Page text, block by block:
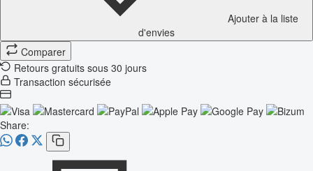
Ajouter à la liste
d'envies
Comparer
Retours gratuits sous 30 jours
Transaction sécurisée
Share: